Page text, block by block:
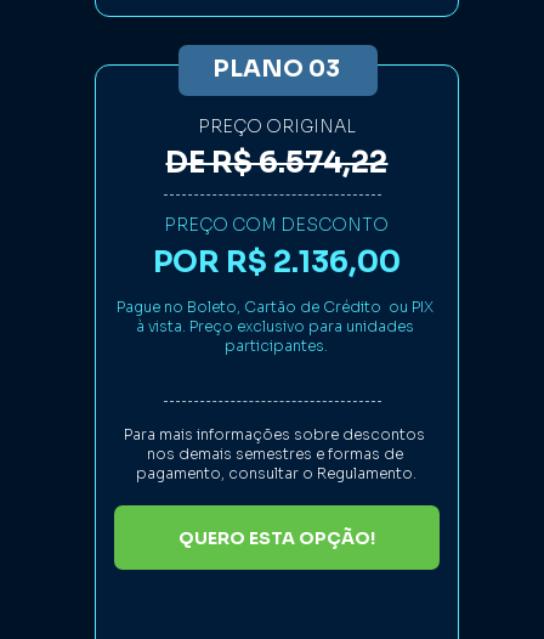
DE R$ 6.574,22
PLANO 03
PREÇO ORIGINAL
POR R$ 2.136,00
PREÇO COM DESCONTO
Pague no Boleto, Cartão de Crédito  ou PIX
à vista. Preço exclusivo para unidades
participantes.
Para mais informações sobre descontos
nos demais semestres e formas de
pagamento, consultar o Regulamento.
QUERO ESTA OPÇÃO!